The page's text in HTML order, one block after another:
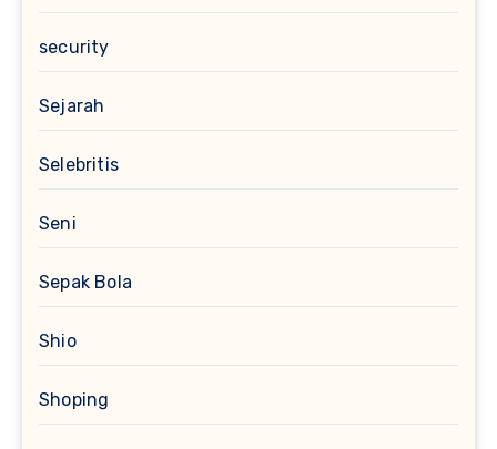
security
Sejarah
Selebritis
Seni
Sepak Bola
Shio
Shoping